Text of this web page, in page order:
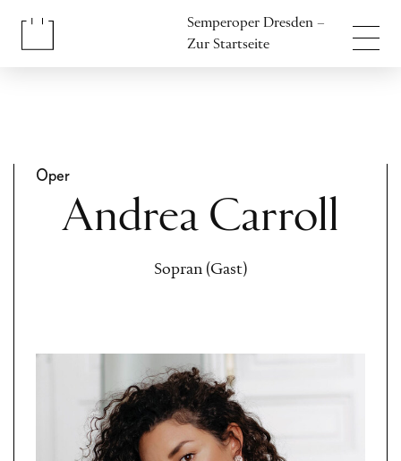
Semperoper Dresden –
Zur Startseite
Oper
Andrea Carroll
Sopran (Gast)